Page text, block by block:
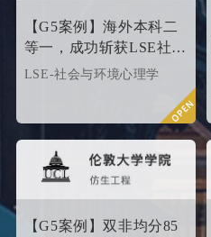
【G5案例】海外本科二
等一，成功斩获LSE社会
与环境心理学硕士
LSE-社会与环境心理学
【G5案例】双非均分85